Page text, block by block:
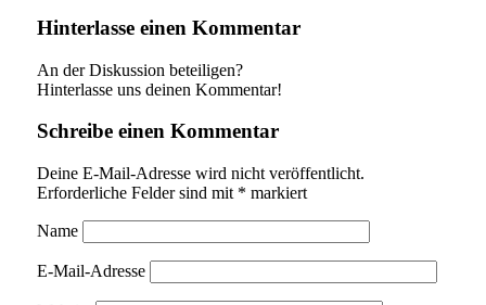
Hinterlasse einen Kommentar
An der Diskussion beteiligen?
Hinterlasse uns deinen Kommentar!
Schreibe einen Kommentar
Deine E-Mail-Adresse wird nicht veröffentlicht.
Erforderliche Felder sind mit * markiert
Name
E-Mail-Adresse